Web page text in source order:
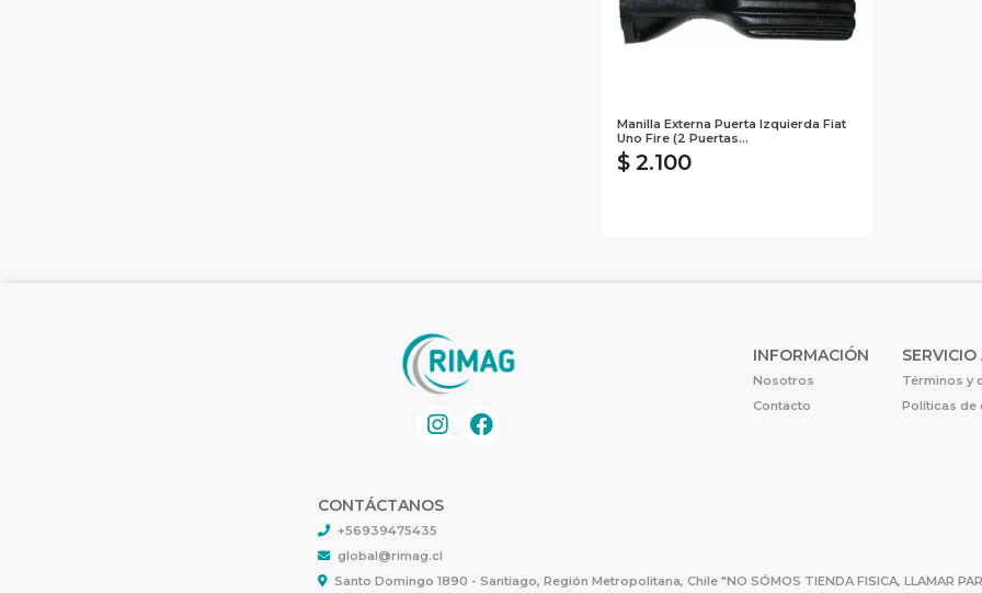
Manilla Externa Puerta Izquierda Fiat
Uno Fire (2 Puertas...
$ 2.100
INFORMACIÓN
Nosotros
Contacto
Términos y
Políticas de
CONTÁCTANOS
+56939475435
global@rimag.cl
Santo Domingo 1890 - Santiago, Región Metropolitana, Chile "NO SÓMOS TIENDA FISICA, LLAMAR